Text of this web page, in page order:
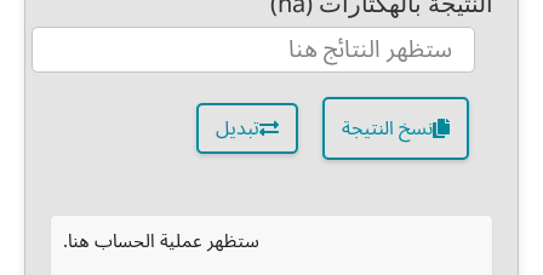
نسخ النتيجة تبديل
ستظهر عملية الحساب هنا.